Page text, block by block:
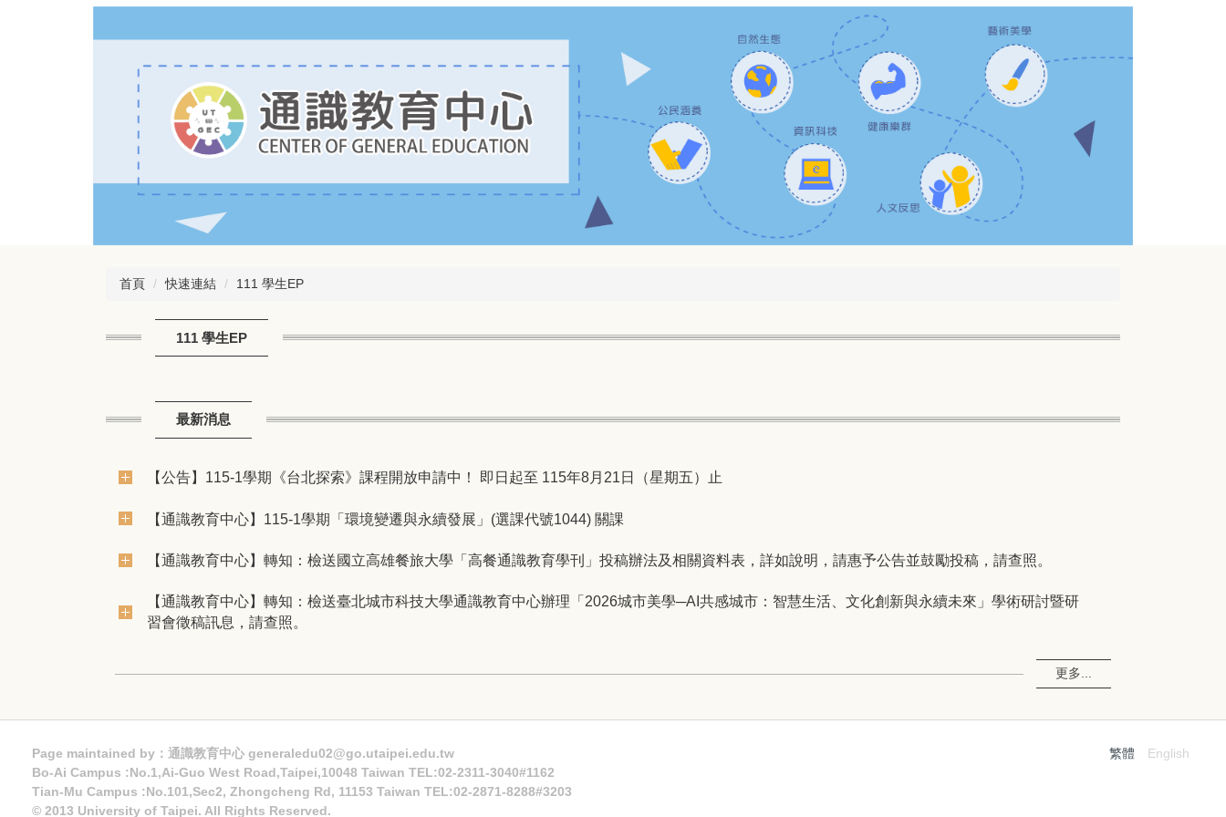
首頁 快速連結 111 學生EP
111 學生EP
最新消息
【公告】115-1學期《台北探索》課程開放申請中！ 即日起至 115年8月21日（星期五）止
【通識教育中心】​115-1學期「環境變遷與永續發展」(選課代號1044) 關課
【通識教育中心】轉知：檢送國立高雄餐旅大學「高餐通識教育學刊」投稿辦法及相關資料表，詳如說明，請惠予公告並鼓勵投稿，請查照。
【通識教育中心】轉知：檢送臺北城市科技大學通識教育中心辦理「2026城市美學─AI共感城市：智慧生活、文化創新與永續未來」學術研討暨研
習會徵稿訊息，請查照。
更多...
繁體 English
Page maintained by：通識教育中心 generaledu02@go.utaipei.edu.tw
Bo-Ai Campus :No.1,Ai-Guo West Road,Taipei,10048 Taiwan TEL:02-2311-3040#1162
Tian-Mu Campus :No.101,Sec2, Zhongcheng Rd, 11153 Taiwan TEL:02-2871-8288#3203
© 2013 University of Taipei. All Rights Reserved.